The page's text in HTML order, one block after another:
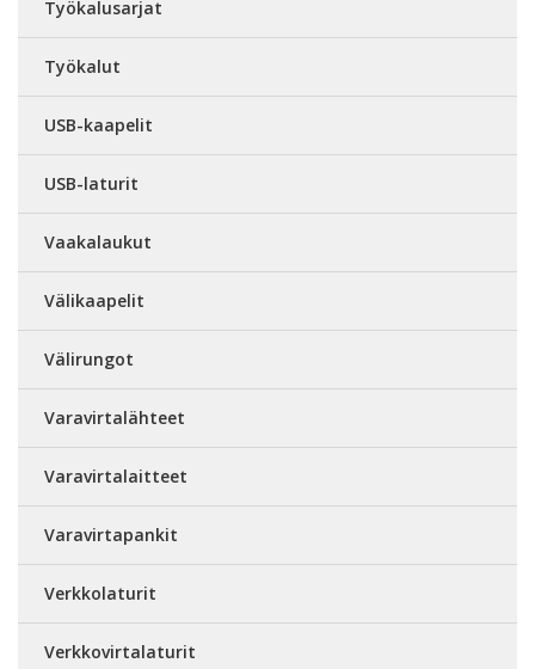
Työkalusarjat
Työkalut
USB-kaapelit
USB-laturit
Vaakalaukut
Välikaapelit
Välirungot
Varavirtalähteet
Varavirtalaitteet
Varavirtapankit
Verkkolaturit
Verkkovirtalaturit